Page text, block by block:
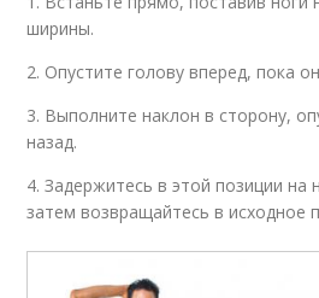
ширины.
2. Опустите голову вперед, пока
3. Выполните наклон в сторону,
назад.
4. Задержитесь в этой позиции на
затем возвращайтесь в исходное